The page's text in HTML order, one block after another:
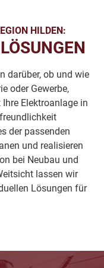
HILDEN:
darüber, ob und wie
oder Gewerbe,
Elektroanlage in
der passenden
und realisieren
bei Neubau und
lassen wir
Lösungen für